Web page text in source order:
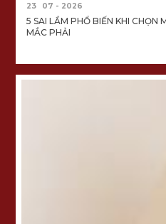
23 07 - 2026
5 SAI LẦM PHỔ BIẾN KHI CHỌN
MẮC PHẢI